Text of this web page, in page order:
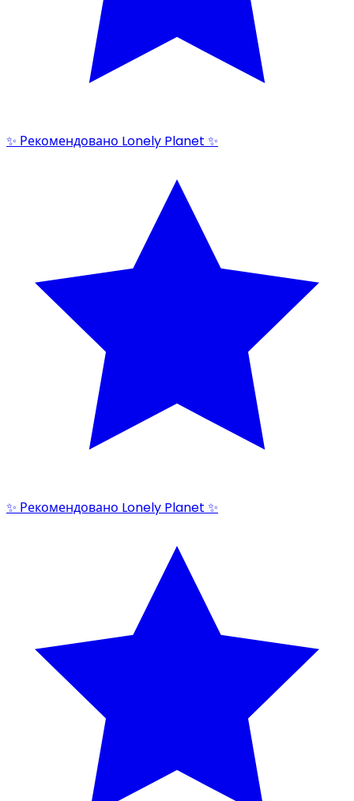
✨ Рекомендовано Lonely Planet ✨
✨ Рекомендовано Lonely Planet ✨